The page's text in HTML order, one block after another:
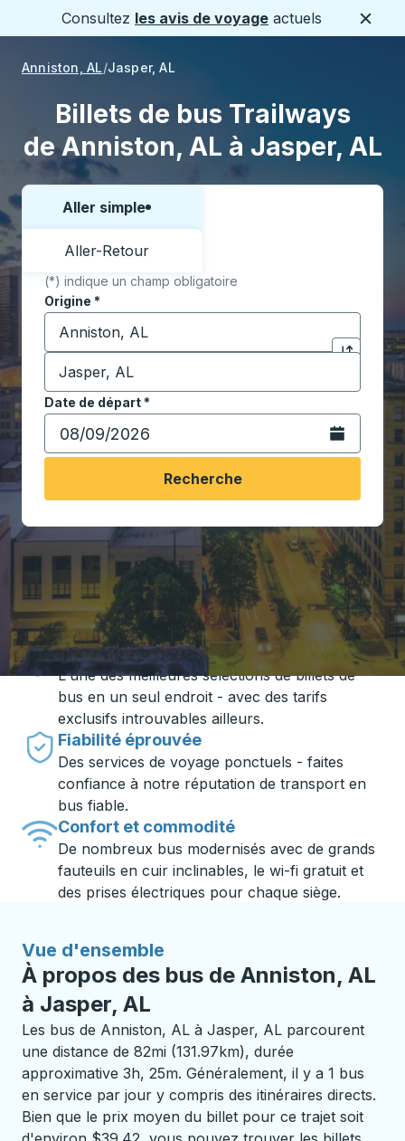
Consultez les avis de voyage actuels
Anniston, AL Jasper, AL
Billets de bus Trailways
de Anniston, AL à Jasper, AL
Choisissez un sens ou un aller-retour:
Aller simple
Aller-Retour
(*) indique un champ obligatoire
Origine *
Commencez à saisir la ville d'origine pour ouvrir
Cliquez
Destination
Commencez à saisir la ville de destination pour
Date de départ*
Tapez la date au format date Barre oblique du mois à
Ouvrez le
Recherche
Voyager en toute simplicité avec
Trailways
Des prix imbattables
L'une des meilleures sélections de billets de
bus en un seul endroit - avec des tarifs
exclusifs introuvables ailleurs.
Fiabilité éprouvée
Des services de voyage ponctuels - faites
confiance à notre réputation de transport en
bus fiable.
Confort et commodité
De nombreux bus modernisés avec de grands
fauteuils en cuir inclinables, le wi-fi gratuit et
des prises électriques pour chaque siège.
Vue d'ensemble
À propos des bus de Anniston, AL
à Jasper, AL
Les bus de Anniston, AL à Jasper, AL parcourent
une distance de 82mi (131.97km), durée
approximative 3h, 25m. Généralement, il y a 1 bus
en service par jour y compris des itinéraires directs.
Bien que le prix moyen du billet pour ce trajet soit